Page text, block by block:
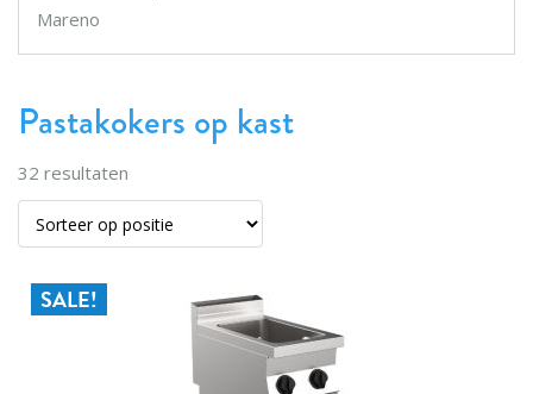
Pastakokers op kast
32 resultaten
SALE!
Mareno